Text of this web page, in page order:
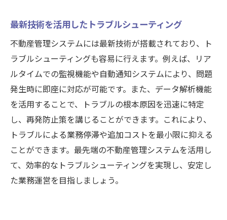
最新技術を活用したトラブルシューティング
不動産管理システムには最新技術が搭載されており、ト
ラブルシューティングも容易に行えます。例えば、リア
ルタイムでの監視機能や自動通知システムにより、問題
発生時に即座に対応が可能です。また、データ解析機能
を活用することで、トラブルの根本原因を迅速に特定
し、再発防止策を講じることができます。これにより、
トラブルによる業務停滞や追加コストを最小限に抑える
ことができます。最先端の不動産管理システムを活用し
て、効率的なトラブルシューティングを実現し、安定し
た業務運営を目指しましょう。